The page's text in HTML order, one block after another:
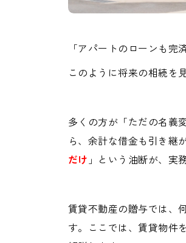
「アパートのローンも完
このように将来の相続を
多くの方が「ただの名義
ら、余計な借金も引き継
だけ 」という油断が、実
賃貸不動産の贈与では、
す。ここでは、賃貸物件